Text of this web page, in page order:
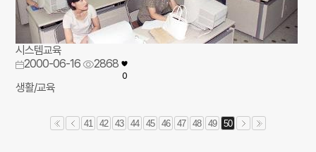
시스템교육
2000-06-16
2868
0
생활/교육
41 42 43 44 45 46 47 48 49 50